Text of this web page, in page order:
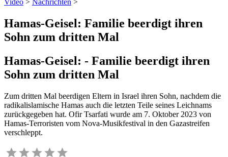
Video > Nachrichten >
Hamas-Geisel: Familie beerdigt ihren
Sohn zum dritten Mal
Hamas-Geisel: - Familie beerdigt ihren
Sohn zum dritten Mal
Zum dritten Mal beerdigen Eltern in Israel ihren Sohn, nachdem die
radikalislamische Hamas auch die letzten Teile seines Leichnams
zurückgegeben hat. Ofir Tsarfati wurde am 7. Oktober 2023 von
Hamas-Terroristen vom Nova-Musikfestival in den Gazastreifen
verschleppt.